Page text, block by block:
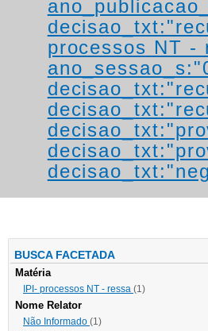
processos NT
BUSCA FACETADA
Matéria
IPI- processos NT - ressa (1)
Nome Relator
Não Informado (1)